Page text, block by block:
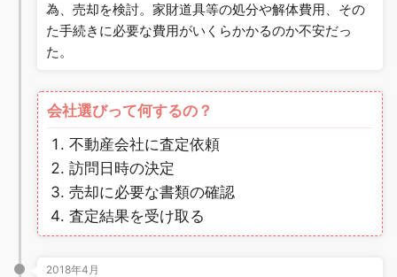
為、売却を検討。家財道具等の処分や解体費用、その
た手続きに必要な費用がいくらかかるのか不安だっ
た。
会社選びって何するの？
不動産会社に査定依頼
訪問日時の決定
売却に必要な書類の確認
査定結果を受け取る
2018年4月